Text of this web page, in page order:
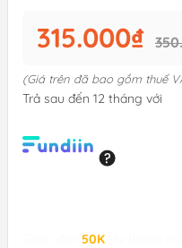
315.000₫
(Giá trên đã bao gồm thuế
Trả sau đến 12 tháng với
50K